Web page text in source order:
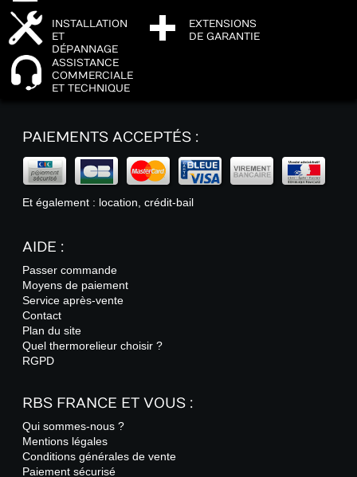
INSTALLATION
ET
DÉPANNAGE
EXTENSIONS
DE GARANTIE
ASSISTANCE
COMMERCIALE
ET TECHNIQUE
PAIEMENTS ACCEPTÉS :
Et également : location, crédit-bail
AIDE :
Passer commande
Moyens de paiement
Service après-vente
Contact
Plan du site
Quel thermorelieur choisir ?
RGPD
RBS FRANCE ET VOUS :
Qui sommes-nous ?
Mentions légales
Conditions générales de vente
Paiement sécurisé